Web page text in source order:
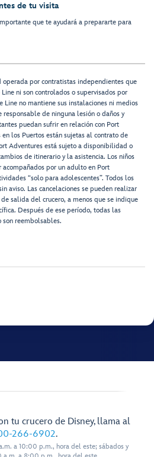
de tu visita
que te ayudará a prepararte para
operada por contratistas independientes que
ni son controlados o supervisados por
Line no mantiene sus instalaciones ni medios
responsable de ninguna lesión o daños y
puedan sufrir en relación con Port
los Puertos están sujetas al contrato de
Adventures está sujeto a disponibilidad o
de itinerario y la asistencia. Los niños
por un adulto en Port
“solo para adolescentes”. Todos los
aviso. Las cancelaciones se pueden realizar
salida del crucero, a menos que se indique
Después de ese período, todas las
son reembolsables.
tu crucero de Disney, llama al
266-6902.
a 10:00 p.m., hora del este; sábados y